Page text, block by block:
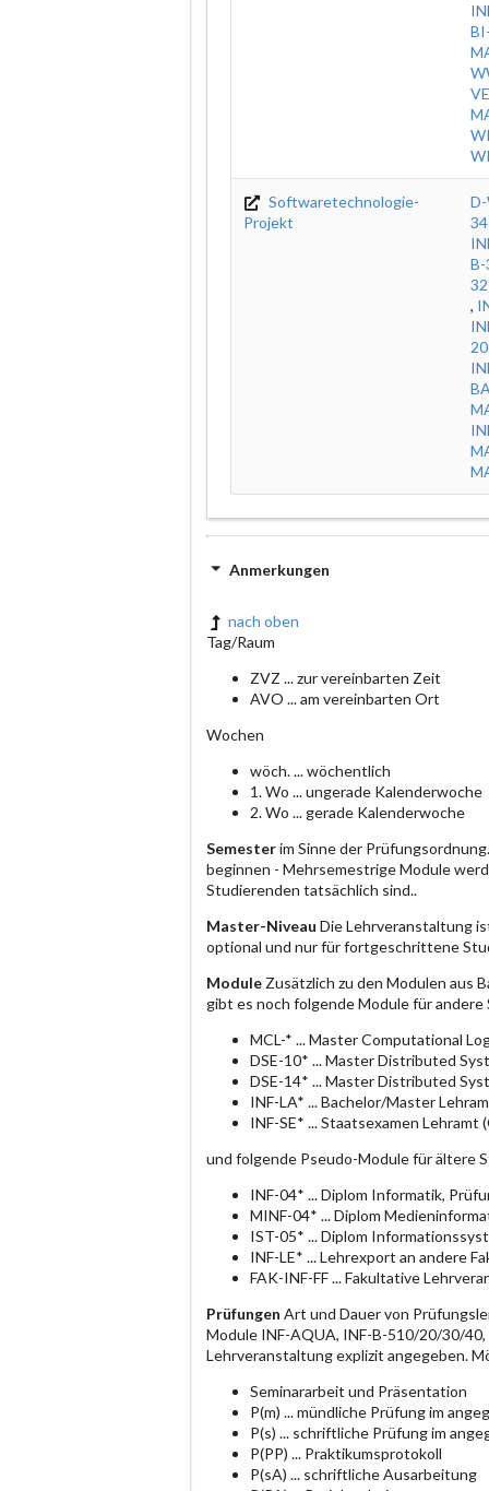
Softwaretechnologie-
Projekt
B-
,
20
Anmerkungen
nach oben
Tag/Raum
ZVZ ... zur vereinbarten Zeit
AVO ... am vereinbarten Ort
Wochen
wöch. ... wöchentlich
1. Wo ... ungerade Kalenderwoche
2. Wo ... gerade Kalenderwoche
Semesterim Sinne der
beginnen - Mehrsemestrige Module
Studierenden tatsächlich sind..
Master-Niveau Die Lehrveranstaltung
optional und nur für fortgeschrittene
Module Zusätzlich zu den Modulen aus
gibt es noch folgende Module für andere
MCL-* ... Master Computational
DSE-10* ... Master Distributed
DSE-14* ... Master Distributed
INF-LA* ... Bachelor/Master
INF-SE* ... Staatsexamen
und folgende Pseudo-Module für ältere
INF-04* ... Diplom Informatik,
MINF-04* ... Diplom
IST-05* ... Diplom
INF-LE* ... Lehrexport an andere
FAK-INF-FF ... Fakultative
Prüfungen Art und Dauer von
Module INF-AQUA, INF-B-510/20/30/
Lehrveranstaltung explizit angegeben.
Seminararbeit und Präsentation
P(m) ... mündliche Prüfung im
P(s) ... schriftliche Prüfung im
P(PP) ... Praktikumsprotokoll
P(sA) ... schriftliche Ausarbeitung